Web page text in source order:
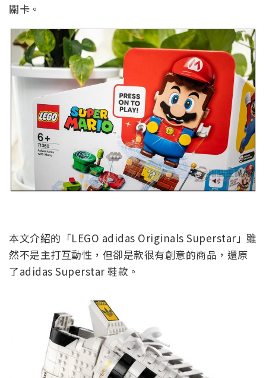
關卡。
本文介紹的「LEGO adidas Originals Superstar」雖
然不是主打互動性，但卻是款很有創意的商品，還原
了adidas Superstar 鞋款。